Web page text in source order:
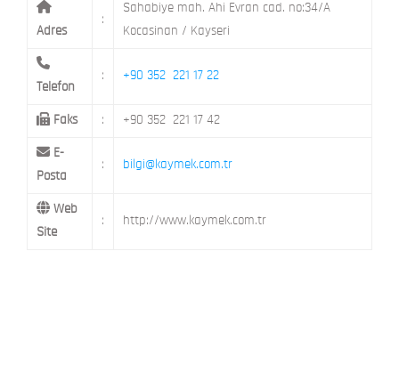
Adres
:
Sahabiye mah. Ahi Evran cad. no:34/A
Kocasinan / Kayseri
Telefon
: +90 352 221 17 22
Faks : +90 352 221 17 42
E-
Posta
: bilgi@kaymek.com.tr
Web
Site
: http://www.kaymek.com.tr